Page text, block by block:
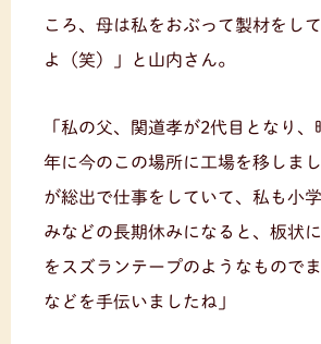
ころ、母は私をおぶって製材をし
よ（笑）」と山内さん。
「私の父、関道孝が2代目となり、
年に今のこの場所に工場を移しま
が総出で仕事をしていて、私も小
みなどの長期休みになると、板状
をスズランテープのようなもので
などを手伝いましたね」